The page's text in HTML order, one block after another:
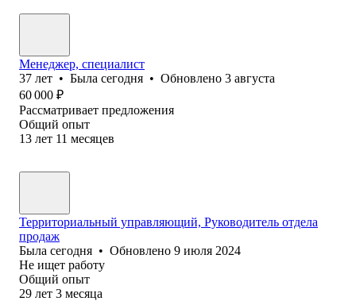
Менеджер, специалист
37 лет • Была сегодня • Обновлено 3 августа
60 000 ₽
Рассматривает предложения
Общий опыт
13 лет 11 месяцев
Территориальный управляющий, Руководитель отдела
продаж
Была сегодня • Обновлено 9 июля 2024
Не ищет работу
Общий опыт
29 лет 3 месяца